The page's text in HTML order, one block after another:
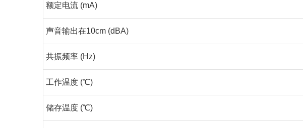
额定电流 (mA)
声音输出在10cm (dBA)
共振频率 (Hz)
工作温度 (℃)
储存温度 (℃)